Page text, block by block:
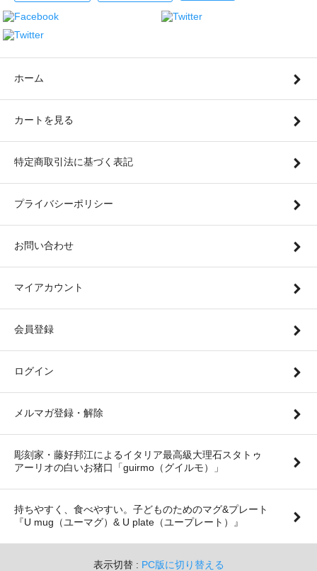
ホーム
カートを見る
特定商取引法に基づく表記
プライバシーポリシー
お問い合わせ
マイアカウント
会員登録
ログイン
メルマガ登録・解除
彫刻家・藤好邦江によるイタリア最高級大理石スタトゥ
アーリオの白いお猪口「guirmo（グイルモ）」
持ちやすく、食べやすい。子どものためのマグ&プレート
『U mug（ユーマグ）& U plate（ユープレート）』
表示切替 : PC版に切り替える